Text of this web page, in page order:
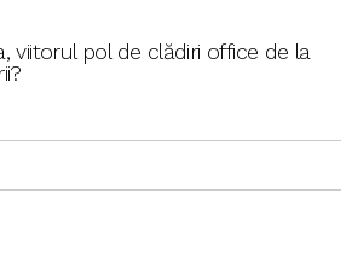
viitorul pol de clădiri office de la